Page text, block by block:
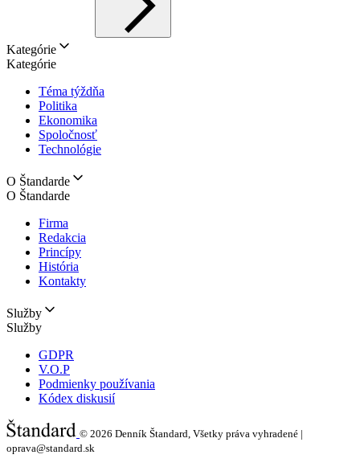
Kategórie
Kategórie
Téma týždňa
Politika
Ekonomika
Spoločnosť
Technológie
O Štandarde
O Štandarde
Firma
Redakcia
Princípy
História
Kontakty
Služby
Služby
GDPR
V.O.P
Podmienky používania
Kódex diskusií
© 2026 Denník Štandard, Všetky práva vyhradené |
oprava@standard.sk